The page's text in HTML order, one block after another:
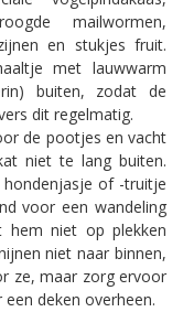
mailwormen,
en stukjes fruit.
met lauwwarm
buiten, zodat de
dit regelmatig.
de pootjes en vacht
niet te lang buiten.
of -truitje
voor een wandeling
hem niet op plekken
niet naar binnen,
ze, maar zorg ervoor
deken overheen.